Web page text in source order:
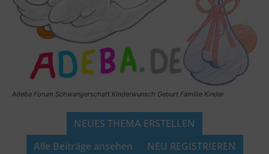
Adeba Forum Schwangerschaft Kinderwunsch Geburt Familie Kinder
NEUES THEMA ERSTELLEN
Alle Beiträge ansehen
NEU REGISTRIEREN